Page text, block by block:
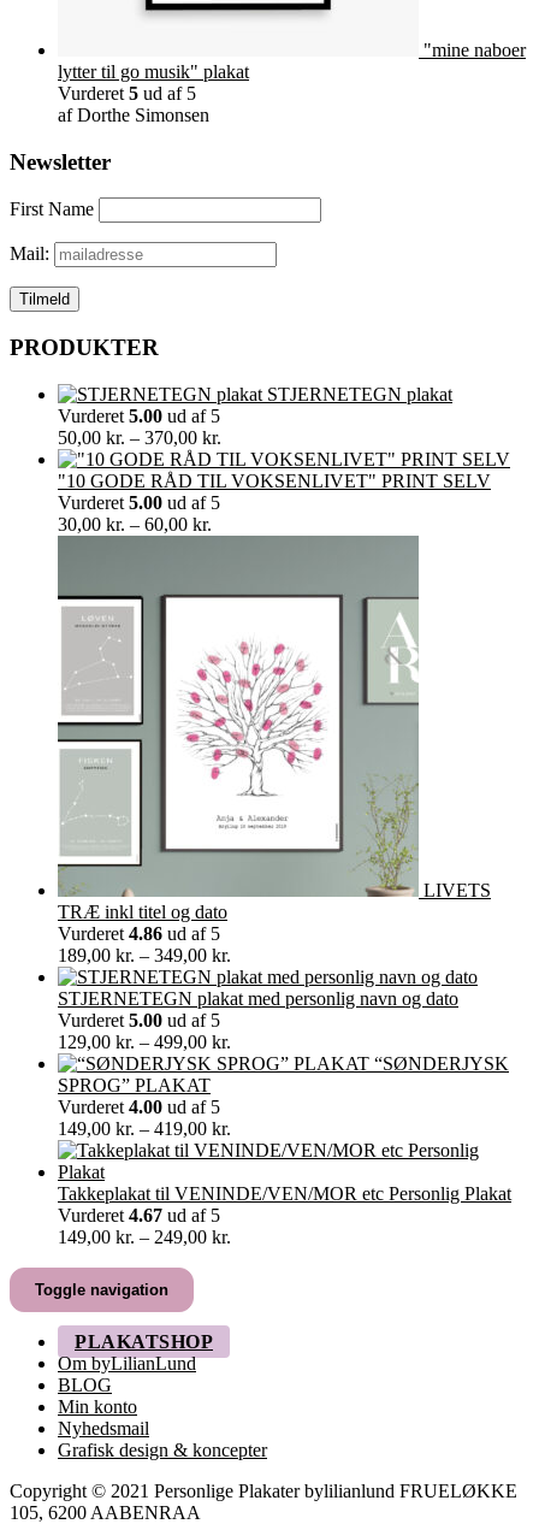
"mine naboer
lytter til go musik" plakat
Vurderet 5 ud af 5
af Dorthe Simonsen
Newsletter
First Name
Mail:
PRODUKTER
STJERNETEGN plakat
Vurderet 5.00 ud af 5
50,00 kr. – 370,00 kr.
50,00 kr.
til
"10 GODE RÅD TIL VOKSENLIVET" PRINT SELV
Vurderet 5.00 ud af 5
30,00 kr. – 60,00 kr.
LIVETS
TRÆ inkl titel og dato
Vurderet 4.86 ud af 5
189,00 kr. – 349,00 kr.
189,00 kr.
til
STJERNETEGN plakat med personlig navn og dato
Vurderet 5.00 ud af 5
129,00 kr. – 499,00 kr.
129,00 kr.
“SØNDERJYSK
SPROG” PLAKAT
Vurderet 4.00 ud af 5
149,00 kr. – 419,00 kr.
149,00 kr.
419,00 kr.
Takkeplakat til VENINDE/VEN/MOR etc Personlig Plakat
Vurderet 4.67 ud af 5
149,00 kr. – 249,00 kr.
Toggle navigation
PLAKATSHOP
Om byLilianLund
BLOG
Min konto
Nyhedsmail
Grafisk design & koncepter
Copyright © 2021 Personlige Plakater bylilianlund FRUELØKKE
105, 6200 AABENRAA